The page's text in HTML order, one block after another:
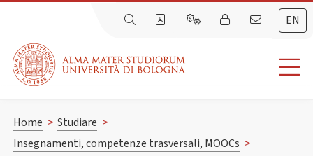
EN
Home > Studiare >
Insegnamenti, competenze trasversali, MOOCs >